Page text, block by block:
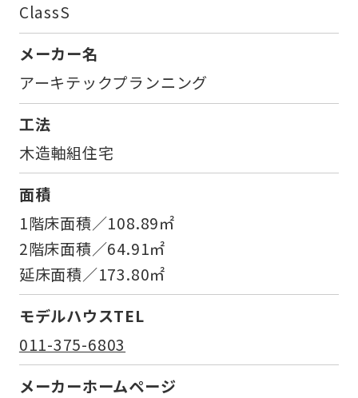
ClassS
メーカー名
アーキテックプランニング
工法
木造軸組住宅
面積
1階床面積／108.89㎡
2階床面積／64.91㎡
延床面積／173.80㎡
モデルハウスTEL
011-375-6803
メーカーホームページ